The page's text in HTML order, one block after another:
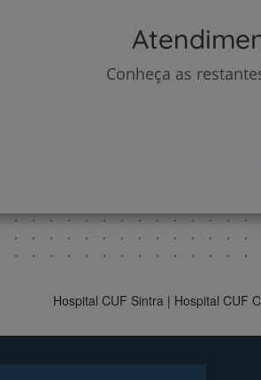
Conheça as
Hospital CUF Sintra | Hospital CUF